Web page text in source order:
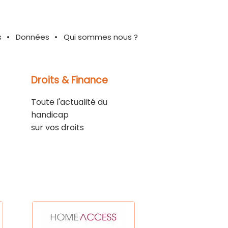
Données Qui sommes nous ?
Droits & Finance
Toute l'actualité du
handicap
sur vos droits